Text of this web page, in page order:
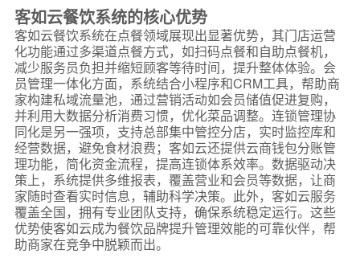
客如云餐饮系统的核心优势
客如云餐饮系统在点餐领域展现出显著优势，其门店运营
化功能通过多渠道点餐方式，如扫码点餐和自助点餐机，
减少服务员负担并缩短顾客等待时间，提升整体体验。会
员管理一体化方面，系统结合小程序和CRM工具，帮助商
家构建私域流量池，通过营销活动如会员储值促进复购，
并利用大数据分析消费习惯，优化菜品调整。连锁管理协
同化是另一强项，支持总部集中管控分店，实时监控库和
经营数据，避免食材浪费；客如云还提供云商钱包分账管
理功能，简化资金流程，提高连锁体系效率。数据驱动决
策上，系统提供多维报表，覆盖营业和会员等数据，让商
家随时查看实时信息，辅助科学决策。此外，客如云服务
覆盖全国，拥有专业团队支持，确保系统稳定运行。这些
优势使客如云成为餐饮品牌提升管理效能的可靠伙伴，帮
助商家在竞争中脱颖而出。